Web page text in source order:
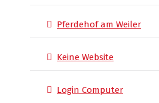
Pferdehof am Weiler
Keine Website
Login Computer